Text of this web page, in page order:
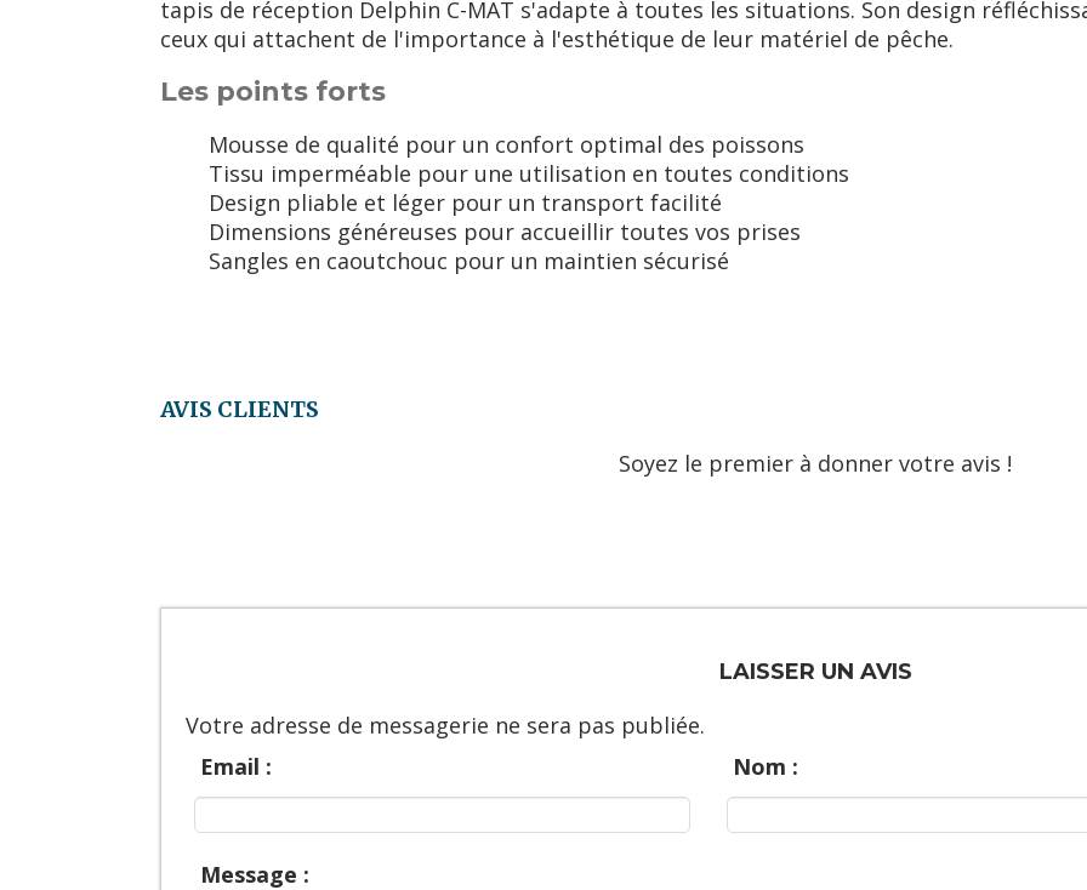
tapis de réception Delphin C-MAT s'adapte à toutes les situations. Son design
ceux qui attachent de l'importance à l'esthétique de leur matériel de pêche.
Les points forts
Mousse de qualité pour un confort optimal des poissons
Tissu imperméable pour une utilisation en toutes conditions
Design pliable et léger pour un transport facilité
Dimensions généreuses pour accueillir toutes vos prises
Sangles en caoutchouc pour un maintien sécurisé
AVIS CLIENTS
Soyez le premier à donner votre avis !
LAISSER UN AVIS
Votre adresse de messagerie ne sera pas publiée.
Email :
Nom :
Message :